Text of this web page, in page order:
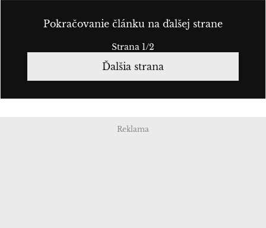
Pokračovanie článku na ďalšej strane
Strana 1/2
Ďalšia strana
Reklama